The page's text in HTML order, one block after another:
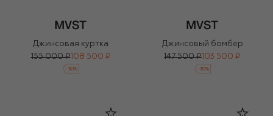
Джинсовая куртка
155 000 ₽108 500 ₽
-30%
Джинсовый бомбер
147 500 ₽ 103 500 ₽
-30%